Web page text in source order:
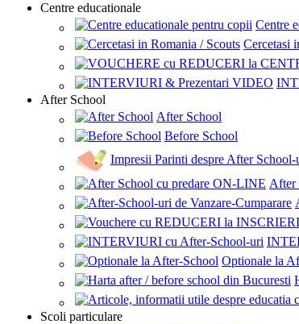
Centre educationale
Centre
Cercetasi
After School
After School
Before School
Impresii Parinti despre After School-
After
Optionale la
Scoli particulare